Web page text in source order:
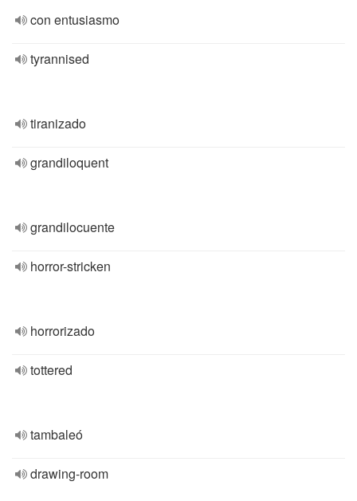
con entusiasmo
tyrannised
tiranizado
grandiloquent
grandilocuente
horror-stricken
horrorizado
tottered
tambaleó
drawing-room